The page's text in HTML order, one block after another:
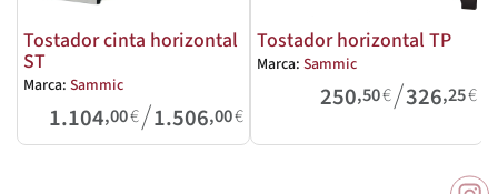
Tostador cinta horizontal
ST
Marca: Sammic
1.104,00€/1.506,00€
Tostador horizontal TP
Marca: Sammic
250,50€/326,25€